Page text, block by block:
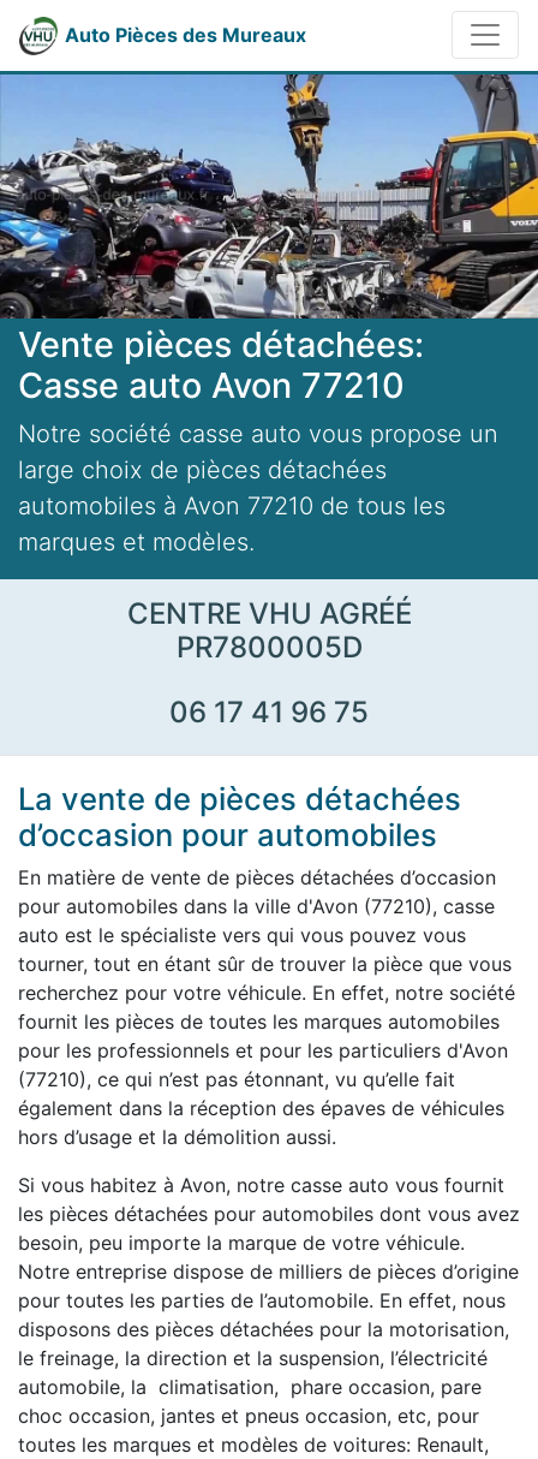
Auto Pièces des Mureaux
Vente pièces détachées:
Casse auto Avon 77210
Notre société casse auto vous propose un
large choix de pièces détachées
automobiles à Avon 77210 de tous les
marques et modèles.
CENTRE VHU AGRÉÉ
PR7800005D
06 17 41 96 75
La vente de pièces détachées
d’occasion pour automobiles
En matière de vente de pièces détachées d’occasion
pour automobiles dans la ville d'Avon (77210), casse
auto est le spécialiste vers qui vous pouvez vous
tourner, tout en étant sûr de trouver la pièce que vous
recherchez pour votre véhicule. En effet, notre société
fournit les pièces de toutes les marques automobiles
pour les professionnels et pour les particuliers d'Avon
(77210), ce qui n’est pas étonnant, vu qu’elle fait
également dans la réception des épaves de véhicules
hors d’usage et la démolition aussi.
Si vous habitez à Avon, notre casse auto vous fournit
les pièces détachées pour automobiles dont vous avez
besoin, peu importe la marque de votre véhicule.
Notre entreprise dispose de milliers de pièces d’origine
pour toutes les parties de l’automobile. En effet, nous
disposons des pièces détachées pour la motorisation,
le freinage, la direction et la suspension, l’électricité
automobile, la climatisation, phare occasion, pare
choc occasion, jantes et pneus occasion, etc, pour
toutes les marques et modèles de voitures: Renault,